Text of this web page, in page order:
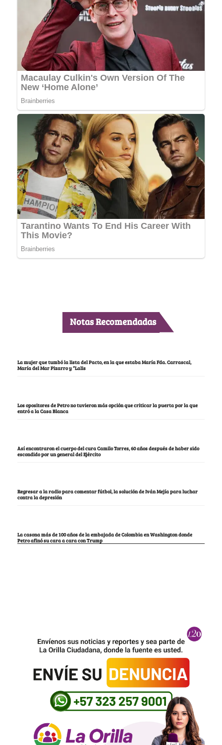
Notas Recomendadas
La mujer que tumbó la lista del Pacto, en la que estaba María Fda. Carrascal,
María del Mar Pizarro y “Lalis
Los opositores de Petro no tuvieron más opción que criticar la puerta por la que
entró a la Casa Blanca
Así encontraron el cuerpo del cura Camilo Torres, 60 años después de haber sido
escondido por un general del Ejército
Regresar a la radio para comentar fútbol, la solución de Iván Mejía para luchar
contra la depresión
La casona más de 100 años de la embajada de Colombia en Washington donde
Petro afinó su cara a cara con Trump